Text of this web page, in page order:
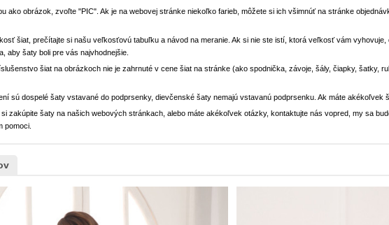
ako obrázok, zvoľte "PIC". Ak je na webovej stránke niekoľko farieb, môžete si ich všimnúť na stránke
šiat, prečítajte si našu veľkosťovú tabuľku a návod na meranie. Ak si nie ste istí, ktorá veľkosť vám
aby šaty boli pre vás najvhodnejšie.
šiat na obrázkoch nie je zahrnuté v cene šiat na stránke (ako spodnička, závoje, šály, čiapky, šatky,
sú dospelé šaty vstavané do podprsenky, dievčenské šaty nemajú vstavanú podprsenku. Ak máte akékoľvek
zakúpite šaty na našich webových stránkach, alebo máte akékoľvek otázky, kontaktujte nás vopred, my sa
pomoci.